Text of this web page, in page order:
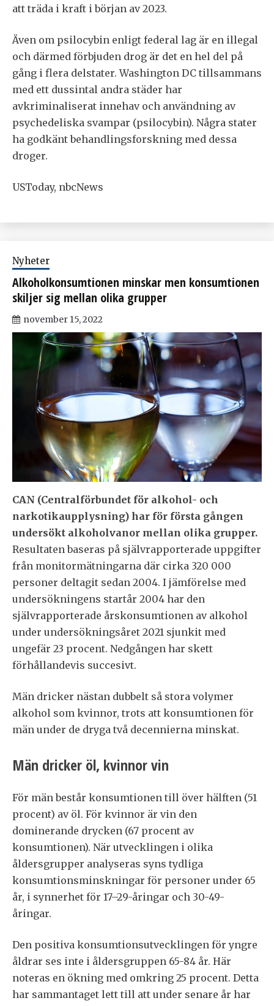
att träda i kraft i början av 2023.
Även om psilocybin enligt federal lag är en illegal
och därmed förbjuden drog är det en hel del på
gång i flera delstater. Washington DC tillsammans
med ett dussintal andra städer har
avkriminaliserat innehav och användning av
psychedeliska svampar (psilocybin). Några stater
ha godkänt behandlingsforskning med dessa
droger.
USToday, nbcNews
Nyheter
Alkoholkonsumtionen minskar men konsumtionen
skiljer sig mellan olika grupper
november 15, 2022
CAN (Centralförbundet för alkohol- och
narkotikaupplysning) har för första gången
undersökt alkoholvanor mellan olika grupper.
Resultaten baseras på självrapporterade uppgifter
från monitormätningarna där cirka 320 000
personer deltagit sedan 2004. I jämförelse med
undersökningens startår 2004 har den
självrapporterade årskonsumtionen av alkohol
under undersökningsåret 2021 sjunkit med
ungefär 23 procent. Nedgången har skett
förhållandevis succesivt.
Män dricker nästan dubbelt så stora volymer
alkohol som kvinnor, trots att konsumtionen för
män under de dryga två decennierna minskat.
Män dricker öl, kvinnor vin
För män består konsumtionen till över hälften (51
procent) av öl. För kvinnor är vin den
dominerande drycken (67 procent av
konsumtionen). När utvecklingen i olika
åldersgrupper analyseras syns tydliga
konsumtionsminskningar för personer under 65
år, i synnerhet för 17–29-åringar och 30-49-
åringar.
Den positiva konsumtionsutvecklingen för yngre
åldrar ses inte i åldersgruppen 65-84 år. Här
noteras en ökning med omkring 25 procent. Detta
har sammantaget lett till att under senare år har